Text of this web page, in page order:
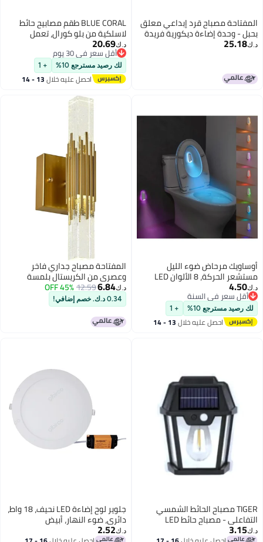
المفتاحة مصباح قرد إبداعي معلق
بحبل - وحدة إضاءة ديكورية فريدة
مستوحاة من الحيوانات لغرفة
لمبة LED دافئة
د.ك‏25.18
BLUE CORAL طقم مصابيح حائط
لاسلكية من بلو كورال، تعمل
بالبطارية، قابلة للشحن، 10 ألوان،
(ذهبي)
د.ك‏20.69
أقل سعر في 30 يوم
أقل سعر في 30 يوم
لك رصيد مسترجع 10% + 1
احصل عليه خلال 13 - 14
أوساويك مرحاض ضوء الليل
مستشعر الحركة، 8 الألوان LED
المتغيرة الجدار ضوء مستشعر
الحركة ملحقات الحمام الداخلي
ديكور، إضاءة المرحاض الداخلي
أدوات فريدة للرجال الأطفال هدايا
عيد الميلاد (1 حزمة)
د.ك‏4.50
أقل سعر في السنة
أقل سعر في السنة
لك رصيد مسترجع 10% + 1
احصل عليه خلال 13 - 14
المفتاحة مصباح جداري فاخر
وعصري من الكريستال بلمسة
نهائية ذهبية، مصباح جداري مزخرف
بتقنية LED لغرفة المعيشة، غرفة
النوم، الردهة، الدرج، الفندق
والمكاتب، وحدة إضاءة محيطية
أنيقة.
د.ك‏6.84
12.59
45% OFF
0.34 د.ك. خصم إضافي!
TIGER مصباح الحائط الشمسي
التفاعلي - مصباح حائط LED
لاسلكي ومقاوم للماء مع مستشعر
د.ك‏3.15
جلوير لوح إضاءة LED نحيف، 18 واط،
دائري، ضوء النهار، أبيض
د.ك‏2.52